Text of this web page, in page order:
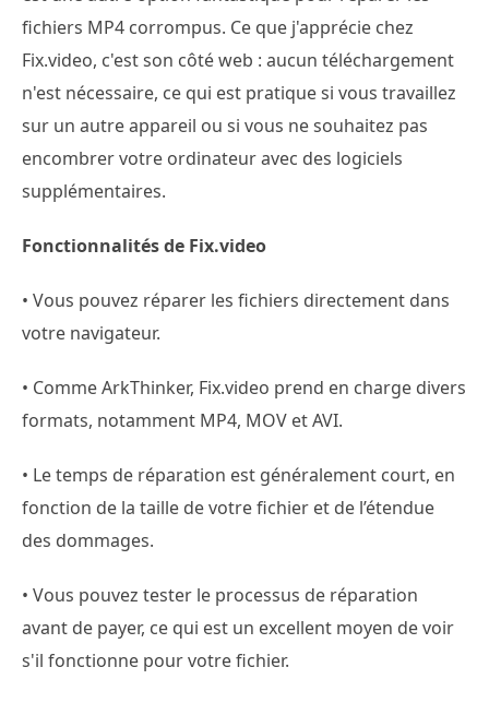
fichiers MP4 corrompus. Ce que j'apprécie chez
Fix.video, c'est son côté web : aucun téléchargement
n'est nécessaire, ce qui est pratique si vous travaillez
sur un autre appareil ou si vous ne souhaitez pas
encombrer votre ordinateur avec des logiciels
supplémentaires.
Fonctionnalités de Fix.video
• Vous pouvez réparer les fichiers directement dans
votre navigateur.
• Comme ArkThinker, Fix.video prend en charge divers
formats, notamment MP4, MOV et AVI.
• Le temps de réparation est généralement court, en
fonction de la taille de votre fichier et de l’étendue
des dommages.
• Vous pouvez tester le processus de réparation
avant de payer, ce qui est un excellent moyen de voir
s'il fonctionne pour votre fichier.